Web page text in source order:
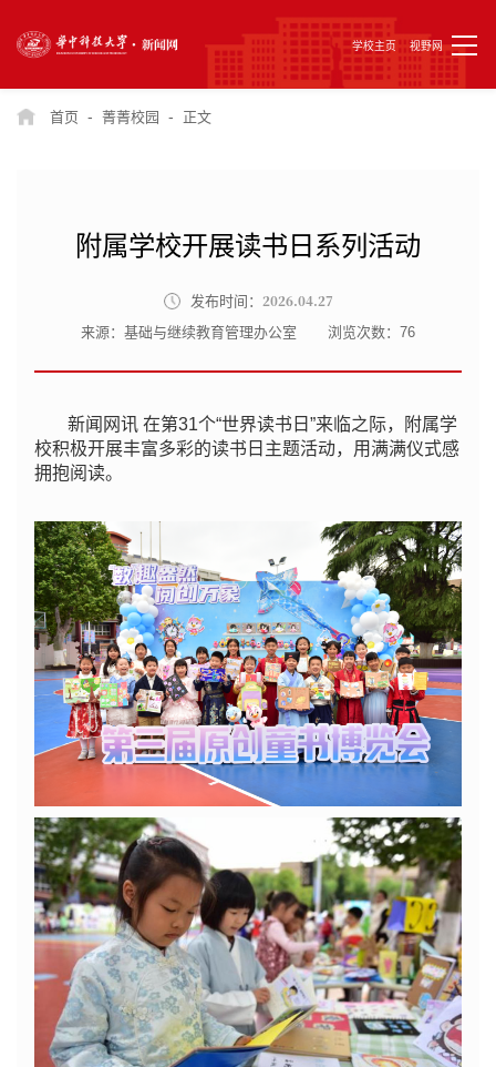
学校主页 视野网
首页 - 菁菁校园 - 正文
附属学校开展读书日系列活动
发布时间： 2026.04.27
来源：基础与继续教育管理办公室 浏览次数：76
新闻网讯 在第31个“世界读书日”来临之际，附属学
校积极开展丰富多彩的读书日主题活动，用满满仪式感
拥抱阅读。